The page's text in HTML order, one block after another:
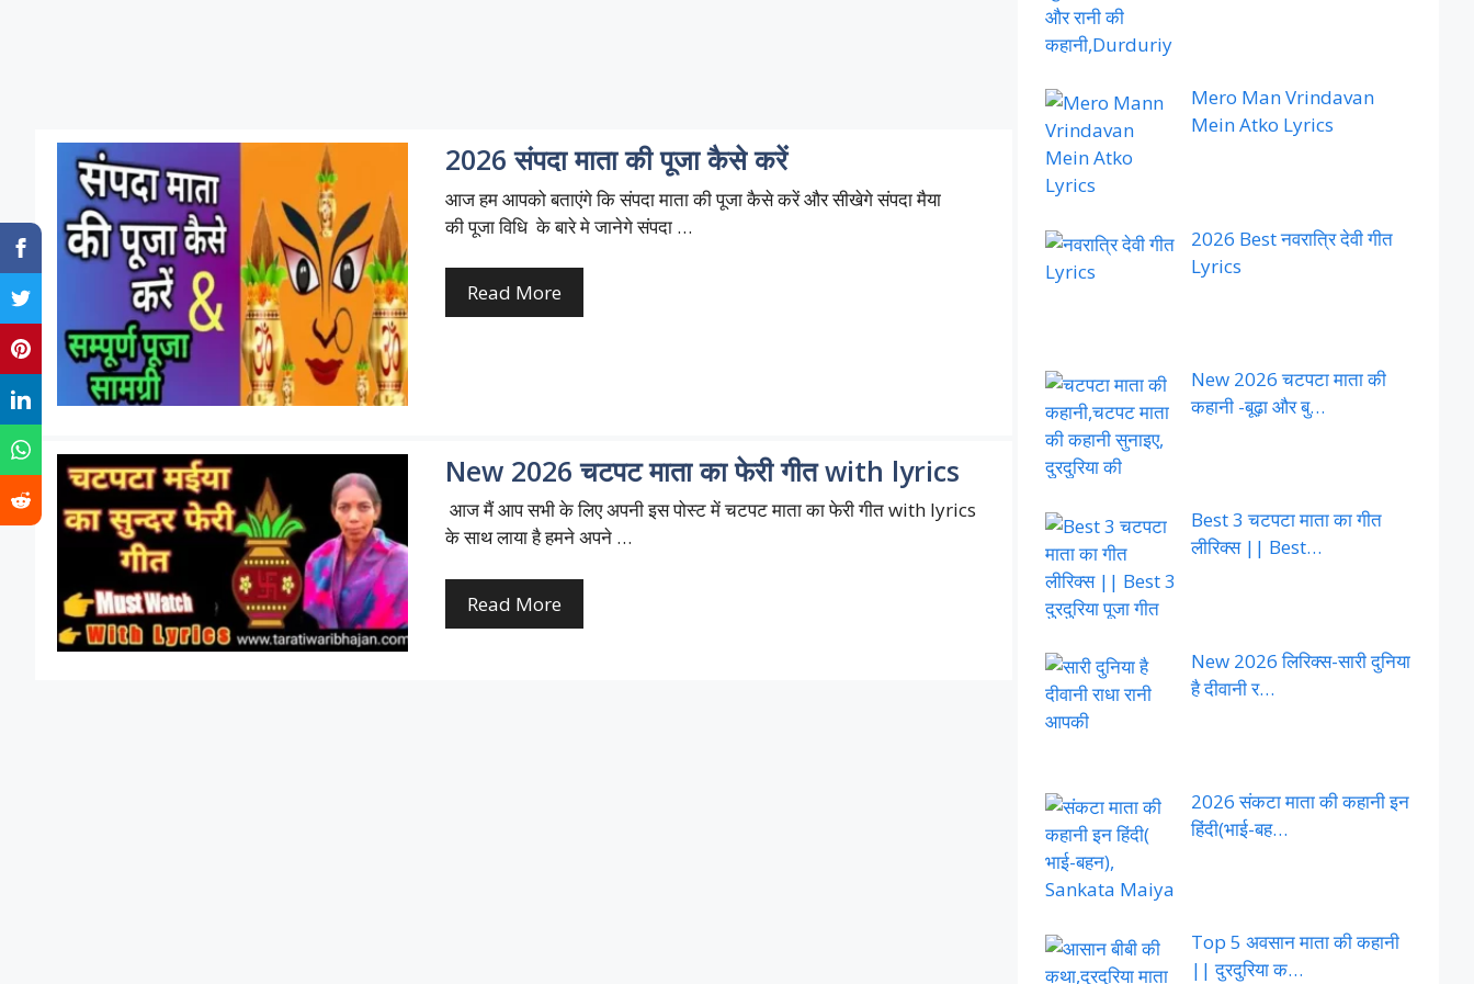
2026 संपदा माता की पूजा कैसे करें
आज हम आपको बताएंगे कि संपदा माता की पूजा कैसे करें और सीखेगे संपदा मैया
की पूजा विधि के बारे मे जानेगे संपदा …
Read More
New 2026 चटपट माता का फेरी गीत with lyrics
आज मैं आप सभी के लिए अपनी इस पोस्ट में चटपट माता का फेरी गीत with lyrics
के साथ लाया है हमने अपने …
Read More
Mero Man Vrindavan
Mein Atko Lyrics
2026 Best नवरात्रि देवी गीत
Lyrics
New 2026 चटपटा माता की
कहानी -बूढ़ा और बु…
Best 3 चटपटा माता का गीत
लीरिक्स || Best…
New 2026 लिरिक्स-सारी दुनिया
है दीवानी र…
2026 संकटा माता की कहानी इन
हिंदी(भाई-बह…
Top 5 अवसान माता की कहानी
|| दुरदुरिया क…